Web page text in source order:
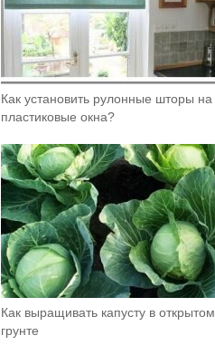
Как установить рулонные шторы на
пластиковые окна?
Как выращивать капусту в открытом
грунте